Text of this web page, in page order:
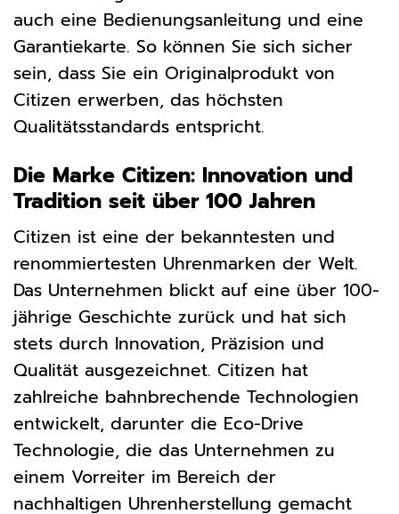
auch eine Bedienungsanleitung und eine
Garantiekarte. So können Sie sich sicher
sein, dass Sie ein Originalprodukt von
Citizen erwerben, das höchsten
Qualitätsstandards entspricht.
Die Marke Citizen: Innovation und
Tradition seit über 100 Jahren
Citizen ist eine der bekanntesten und
renommiertesten Uhrenmarken der Welt.
Das Unternehmen blickt auf eine über 100-
jährige Geschichte zurück und hat sich
stets durch Innovation, Präzision und
Qualität ausgezeichnet. Citizen hat
zahlreiche bahnbrechende Technologien
entwickelt, darunter die Eco-Drive
Technologie, die das Unternehmen zu
einem Vorreiter im Bereich der
nachhaltigen Uhrenherstellung gemacht